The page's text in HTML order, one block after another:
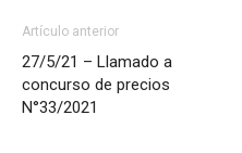
Artículo anterior
27/5/21 – Llamado a
concurso de precios
N°33/2021